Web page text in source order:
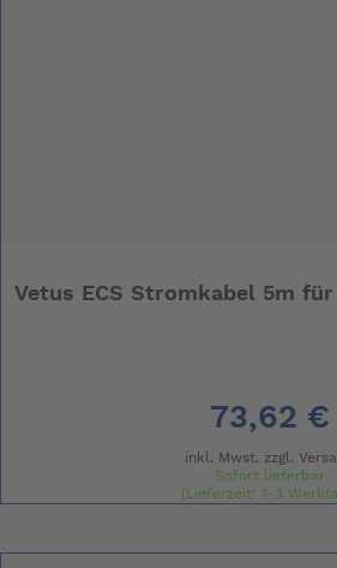
Vetus ECS Stromkabel 5m
73,62 €
inkl. Mwst. zzgl.
Sofort lieferbar
(Lieferzeit: 1-3